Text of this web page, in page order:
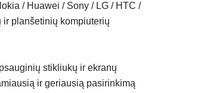
/ Huawei / Sony / LG / HTC /
ir planšetinių kompiuterių
stikliukų ir ekranų
ir geriausią pasirinkimą